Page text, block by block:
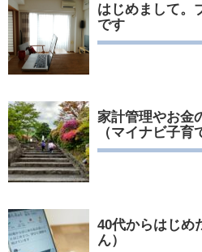
はじめまして。
です
家計管理やお金
（マイナビ子育
40代からはじめ
ん）